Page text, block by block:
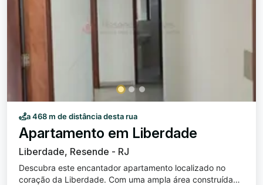
a 468 m de distância desta rua
Apartamento em Liberdade
Liberdade, Resende - RJ
Descubra este encantador apartamento localizado no
coração da Liberdade. Com uma ampla área construída